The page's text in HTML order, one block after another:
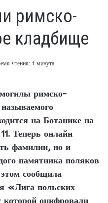
римско-
кладбище
чтения: 1 минута
римско-
на Ботанике на
Теперь онлайн
фамилии, но и
памятника поляков
сообщила
«Лига польских
оцифровали